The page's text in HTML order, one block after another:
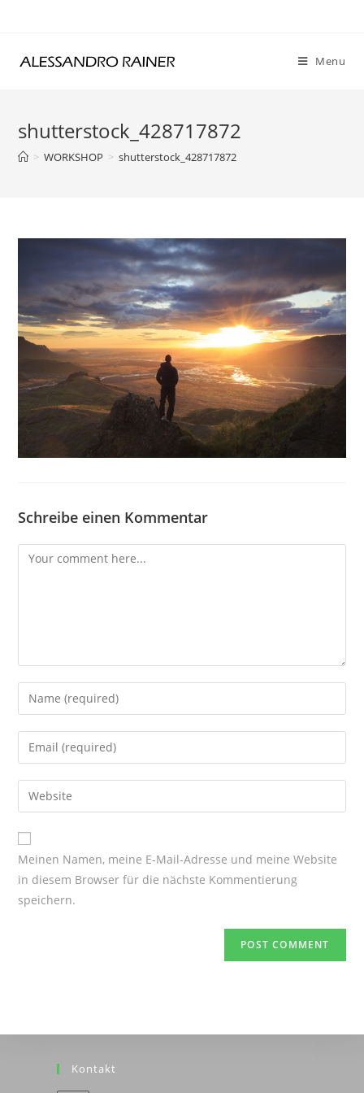
Menu
shutterstock_428717872
> WORKSHOP > shutterstock_428717872
Schreibe einen Kommentar
Comment
Enter
your
name
comment
Enter
your
email
address
comment
Enter
your
website
URL
Meinen Namen, meine E-Mail-Adresse und meine Website
in diesem Browser für die nächste Kommentierung
speichern.
Kontakt